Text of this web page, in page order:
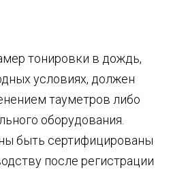
тонировки в дождь,
условиях, должен
тауметров либо
оборудования.
быть сертифицированы
после регистрации